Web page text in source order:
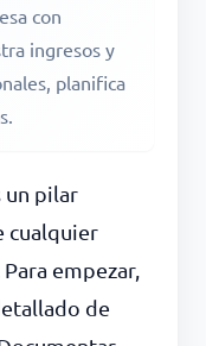
con
ingresos y
planifica
un pilar
cualquier
empezar,
de